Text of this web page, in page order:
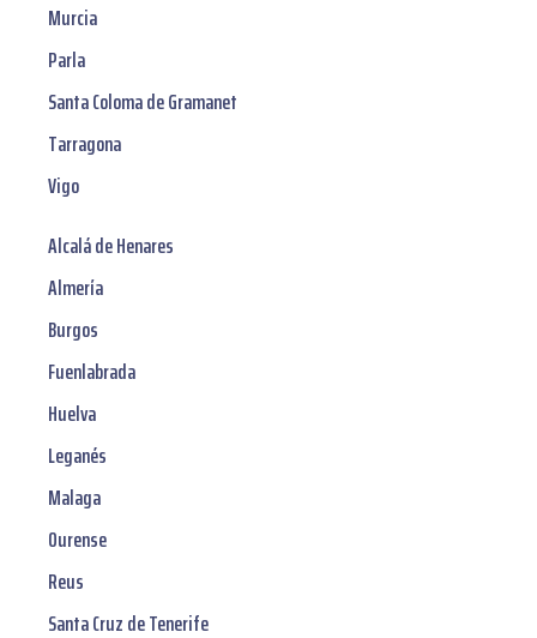
Murcia
Parla
Santa Coloma de Gramanet
Tarragona
Vigo
Alcalá de Henares
Almería
Burgos
Fuenlabrada
Huelva
Leganés
Malaga
Ourense
Reus
Santa Cruz de Tenerife